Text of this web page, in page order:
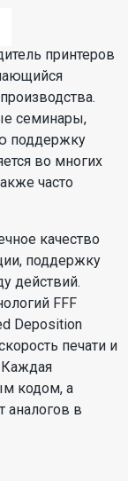
принтеров
семинары,
поддержку
во многих
часто
качество
поддержку
действий.
FFF
Deposition
печати и
Каждая
кодом, а
в